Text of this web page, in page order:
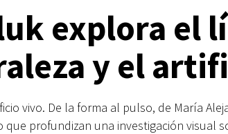
explora el
y el
vivo. De la forma al pulso, de María
que profundizan una investigación visual